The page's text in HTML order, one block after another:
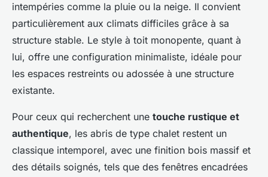
intempéries comme la pluie ou la neige. Il convient
particulièrement aux climats difficiles grâce à sa
structure stable. Le style à toit monopente, quant à
lui, offre une configuration minimaliste, idéale pour
les espaces restreints ou adossée à une structure
existante.
Pour ceux qui recherchent une touche rustique et
authentique, les abris de type chalet restent un
classique intemporel, avec une finition bois massif et
des détails soignés, tels que des fenêtres encadrées